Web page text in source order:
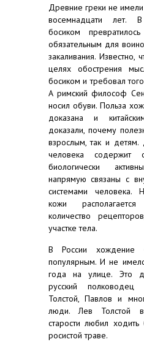
Древние греки не
восемнадцати лет.
босиком
обязательным для
закаливания.
целях обострения
босиком и требовал
А римский философ
носил обуви. Польза
доказана и
доказали, почему
взрослым, так и
человека содержит
биологически
напрямую связаны с
системами человека.
кожи
количество
участке тела.
В России хождение
популярным. И не
года на улице. Это
русский
Толстой, Павлов и
люди. Лев Толстой
старости любил
росистой траве.